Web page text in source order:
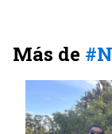
Más de